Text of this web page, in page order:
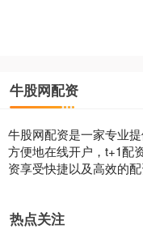
牛股网配资
牛股网配资是一家专业
方便地在线开户，t+1配
资享受快捷以及高效的配
热点关注